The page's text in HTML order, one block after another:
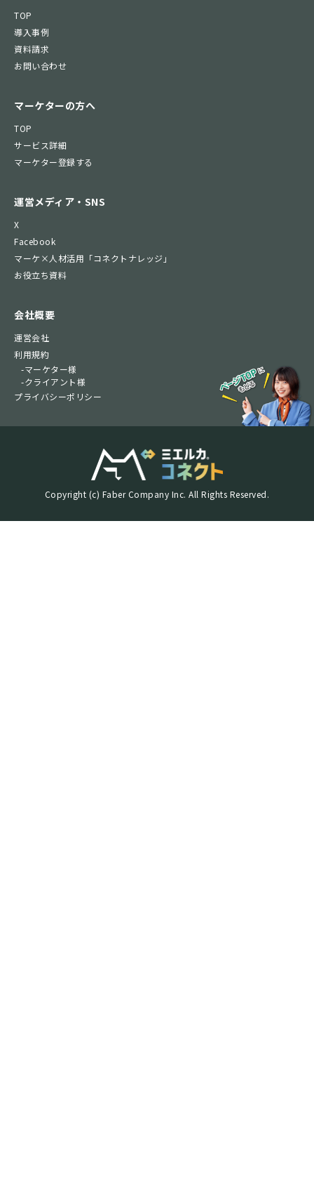
TOP
導入事例
資料請求
お問い合わせ
マーケターの方へ
TOP
サービス詳細
マーケター登録する
運営メディア・SNS
X
Facebook
マーケ×人材活用「コネクトナレッジ」
お役立ち資料
会社概要
運営会社
利用規約
-マーケター様
-クライアント様
プライバシーポリシー
Copyright (c) Faber Company Inc. All Rights Reserved.